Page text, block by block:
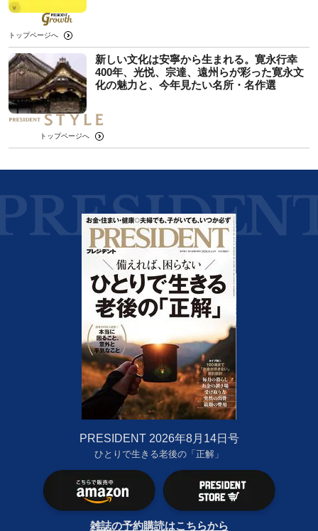
トップページへ
新しい文化は安寧から生まれる。寛永行幸
400年、光悦、宗達、遠州らが彩った寛永文
化の魅力と、今年見たい名所・名作選
トップページへ
PRESIDENT 2026年8月14日号
ひとりで生きる老後の「正解」
雑誌の予約購読はこちらから